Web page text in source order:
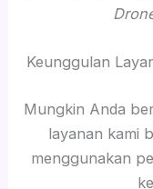
Keunggulan
Mungkin Anda
layanan kami
menggunakan